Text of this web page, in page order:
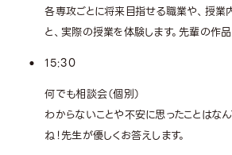
各専攻ごとに将来目指せる職業や、授業
と、実際の授業を体験します。先輩の作品
15:30
何でも相談会（個別）
わからないことや不安に思ったことはな
ね！先生が優しくお答えします。